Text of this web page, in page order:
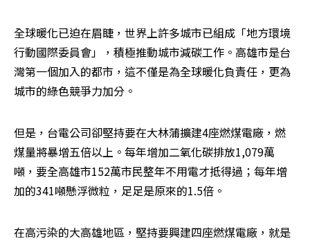
全球暖化已迫在眉睫，世界上許多城市已組成「地方環境
行動國際委員會」，積極推動城市減碳工作。高雄市是台
灣第一個加入的都市，這不僅是為全球暖化負責任，更為
城市的綠色競爭力加分。
但是，台電公司卻堅持要在大林蒲擴建4座燃煤電廠，燃
煤量將暴增五倍以上。每年增加二氧化碳排放1,079萬
噸，要全高雄市152萬市民整年不用電才抵得過；每年增
加的341噸懸浮微粒，足足是原來的1.5倍。
在高污染的大高雄地區，堅持要興建四座燃煤電廠，就是